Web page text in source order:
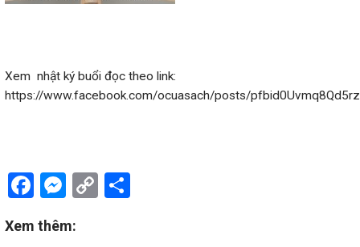
Xem nhật ký buổi đọc theo link:
https://www.facebook.com/ocuasach/posts/
Facebook
Messenger
Copy
Xem thêm: